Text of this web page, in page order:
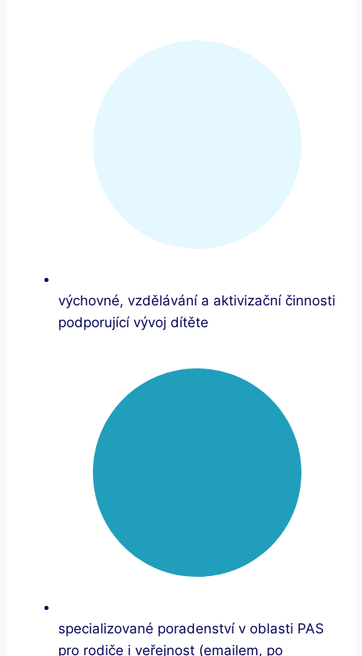
výchovné, vzdělávání a aktivizační činnosti
podporující vývoj dítěte
specializované poradenství v oblasti PAS
pro rodiče i veřejnost (emailem, po